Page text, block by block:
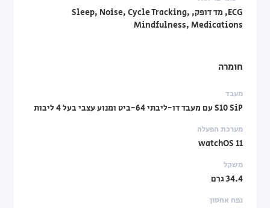
ECG, מד דופק, Sleep, Noise, Cycle Tracking,
Mindfulness, Medications
חומרה
מעבד
S10 SiP עם מעבד דו-ליבתי 64-ביט ומנוע עצבי בעל 4 ליבות
מערכת הפעלה
watchOS 11
משקל
34.4 גרם
נפח אחסון